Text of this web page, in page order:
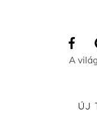
A
ÚJ